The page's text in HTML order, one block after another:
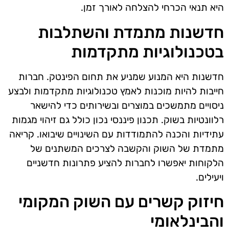
היא תנאי הכרחי להצלחה לאורך זמן.
חדשנות מתמדת והשתלבות
בטכנולוגיות מתקדמות
חדשנות היא המנוע שמניע את תחום הפינטק. חברות
חייבות להיות מוכנות לאמץ טכנולוגיות מתקדמות ולבצע
ניסויים מתמשכים במוצרים ובשירותים כדי להישאר
רלוונטיות בשוק. תכנון פיננסי נכון כולל גם זיהוי מגמות
עתידיות והכנה להתמודדות עם השינויים שיבואו. קריאה
מתמדת של השוק והקשבה לצרכים המשתנים של
הלקוחות יאפשרו לחברות להציע פתרונות חדשניים
ויעילים.
חיזוק קשרים עם השוק המקומי
והבינלאומי